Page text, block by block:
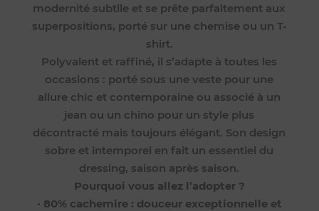
modernité subtile et se prête parfaitement aux
superpositions, porté sur une chemise ou un T-
shirt.
Polyvalent et raffiné, il s’adapte à toutes les
occasions : porté sous une veste pour une
allure chic et contemporaine ou associé à un
jean ou un chino pour un style plus
décontracté mais toujours élégant. Son design
sobre et intemporel en fait un essentiel du
dressing, saison après saison.
Pourquoi vous allez l’adopter ?
• 80% cachemire : douceur exceptionnelle et